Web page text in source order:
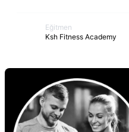
Eğitmen
Ksh Fitness Academy